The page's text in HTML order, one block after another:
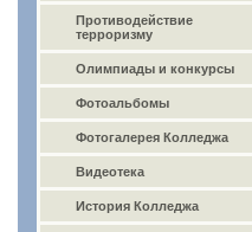
Противодействие
терроризму
Олимпиады и конкурсы
Фотоальбомы
Фотогалерея Колледжа
Видеотека
История Колледжа